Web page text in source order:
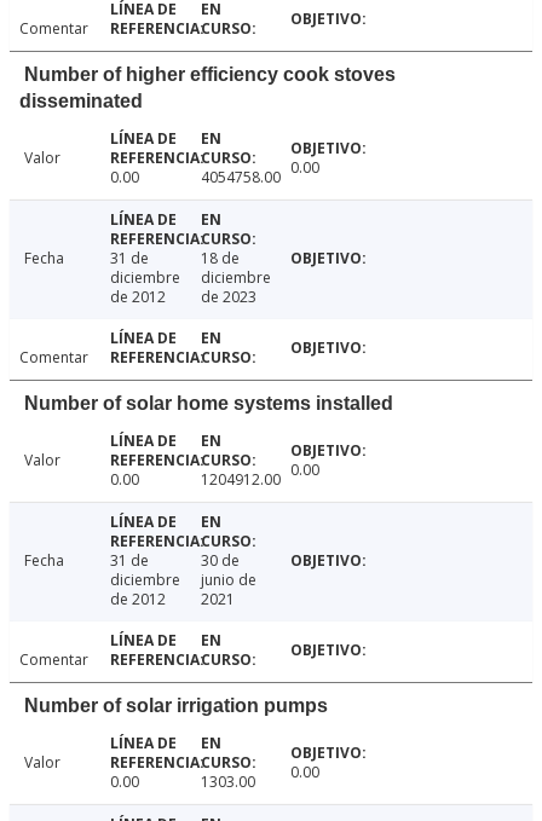
Comentar
Number of higher efficiency cook stoves
disseminated
Valor
0.00
4054758.00 0.00
Fecha
31 de
diciembre
de 2012
18 de
diciembre
de 2023
Comentar
Number of solar home systems installed
Valor
0.00
1204912.00 0.00
Fecha
31 de
diciembre
de 2012
30 de
junio de
2021
Comentar
Number of solar irrigation pumps
Valor
0.00
1303.00 0.00